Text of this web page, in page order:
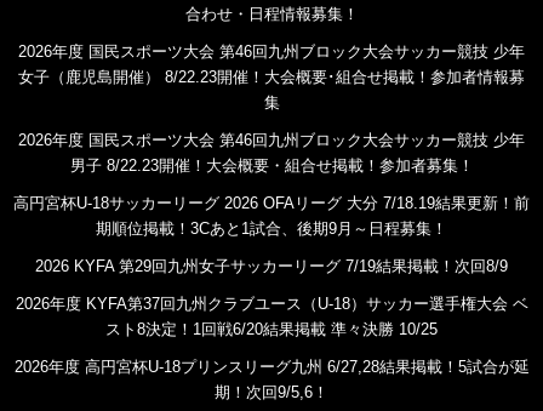
合わせ・日程情報募集！
2026年度 国民スポーツ大会 第46回九州ブロック大会サッカー競技 少年
女子（鹿児島開催） 8/22.23開催！大会概要･組合せ掲載！参加者情報募
集
2026年度 国民スポーツ大会 第46回九州ブロック大会サッカー競技 少年
男子 8/22.23開催！大会概要・組合せ掲載！参加者募集！
高円宮杯U-18サッカーリーグ 2026 OFAリーグ 大分 7/18.19結果更新！前
期順位掲載！3Cあと1試合、後期9月～日程募集！
2026 KYFA 第29回九州女子サッカーリーグ 7/19結果掲載！次回8/9
2026年度 KYFA第37回九州クラブユース（U-18）サッカー選手権大会 ベ
スト8決定！1回戦6/20結果掲載 準々決勝 10/25
2026年度 高円宮杯U-18プリンスリーグ九州 6/27,28結果掲載！5試合が延
期！次回9/5,6！